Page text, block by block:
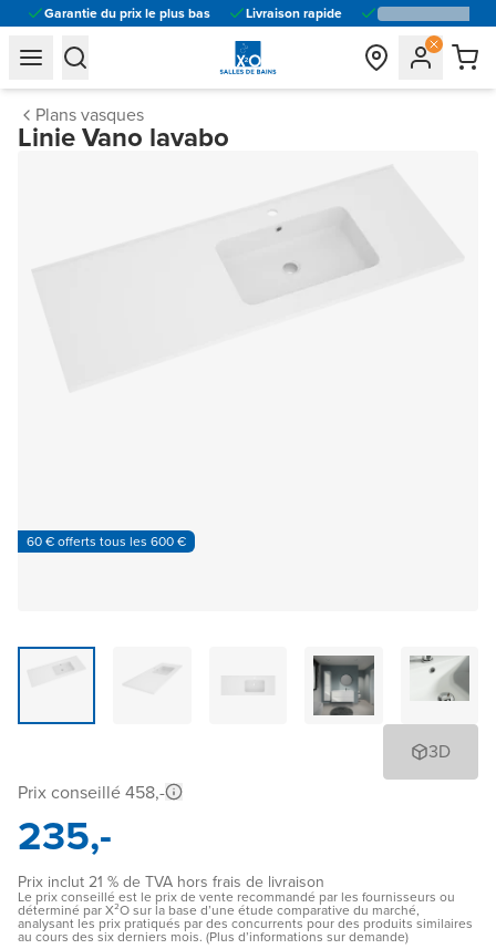
Garantie du prix le plus bas Livraison rapide
general.navigation.toggle_menu.label
general.navigation.toggle_menu.label
Plans vasques
Linie Vano lavabo
60 € offerts tous les 600 €
3D
Prix conseillé 458,-
235,-
Prix inclut 21 % de TVA hors frais de livraison
Le prix conseillé est le prix de vente recommandé par les fournisseurs ou
déterminé par X²O sur la base d’une étude comparative du marché,
analysant les prix pratiqués par des concurrents pour des produits similaires
au cours des six derniers mois. (Plus d’informations sur demande)